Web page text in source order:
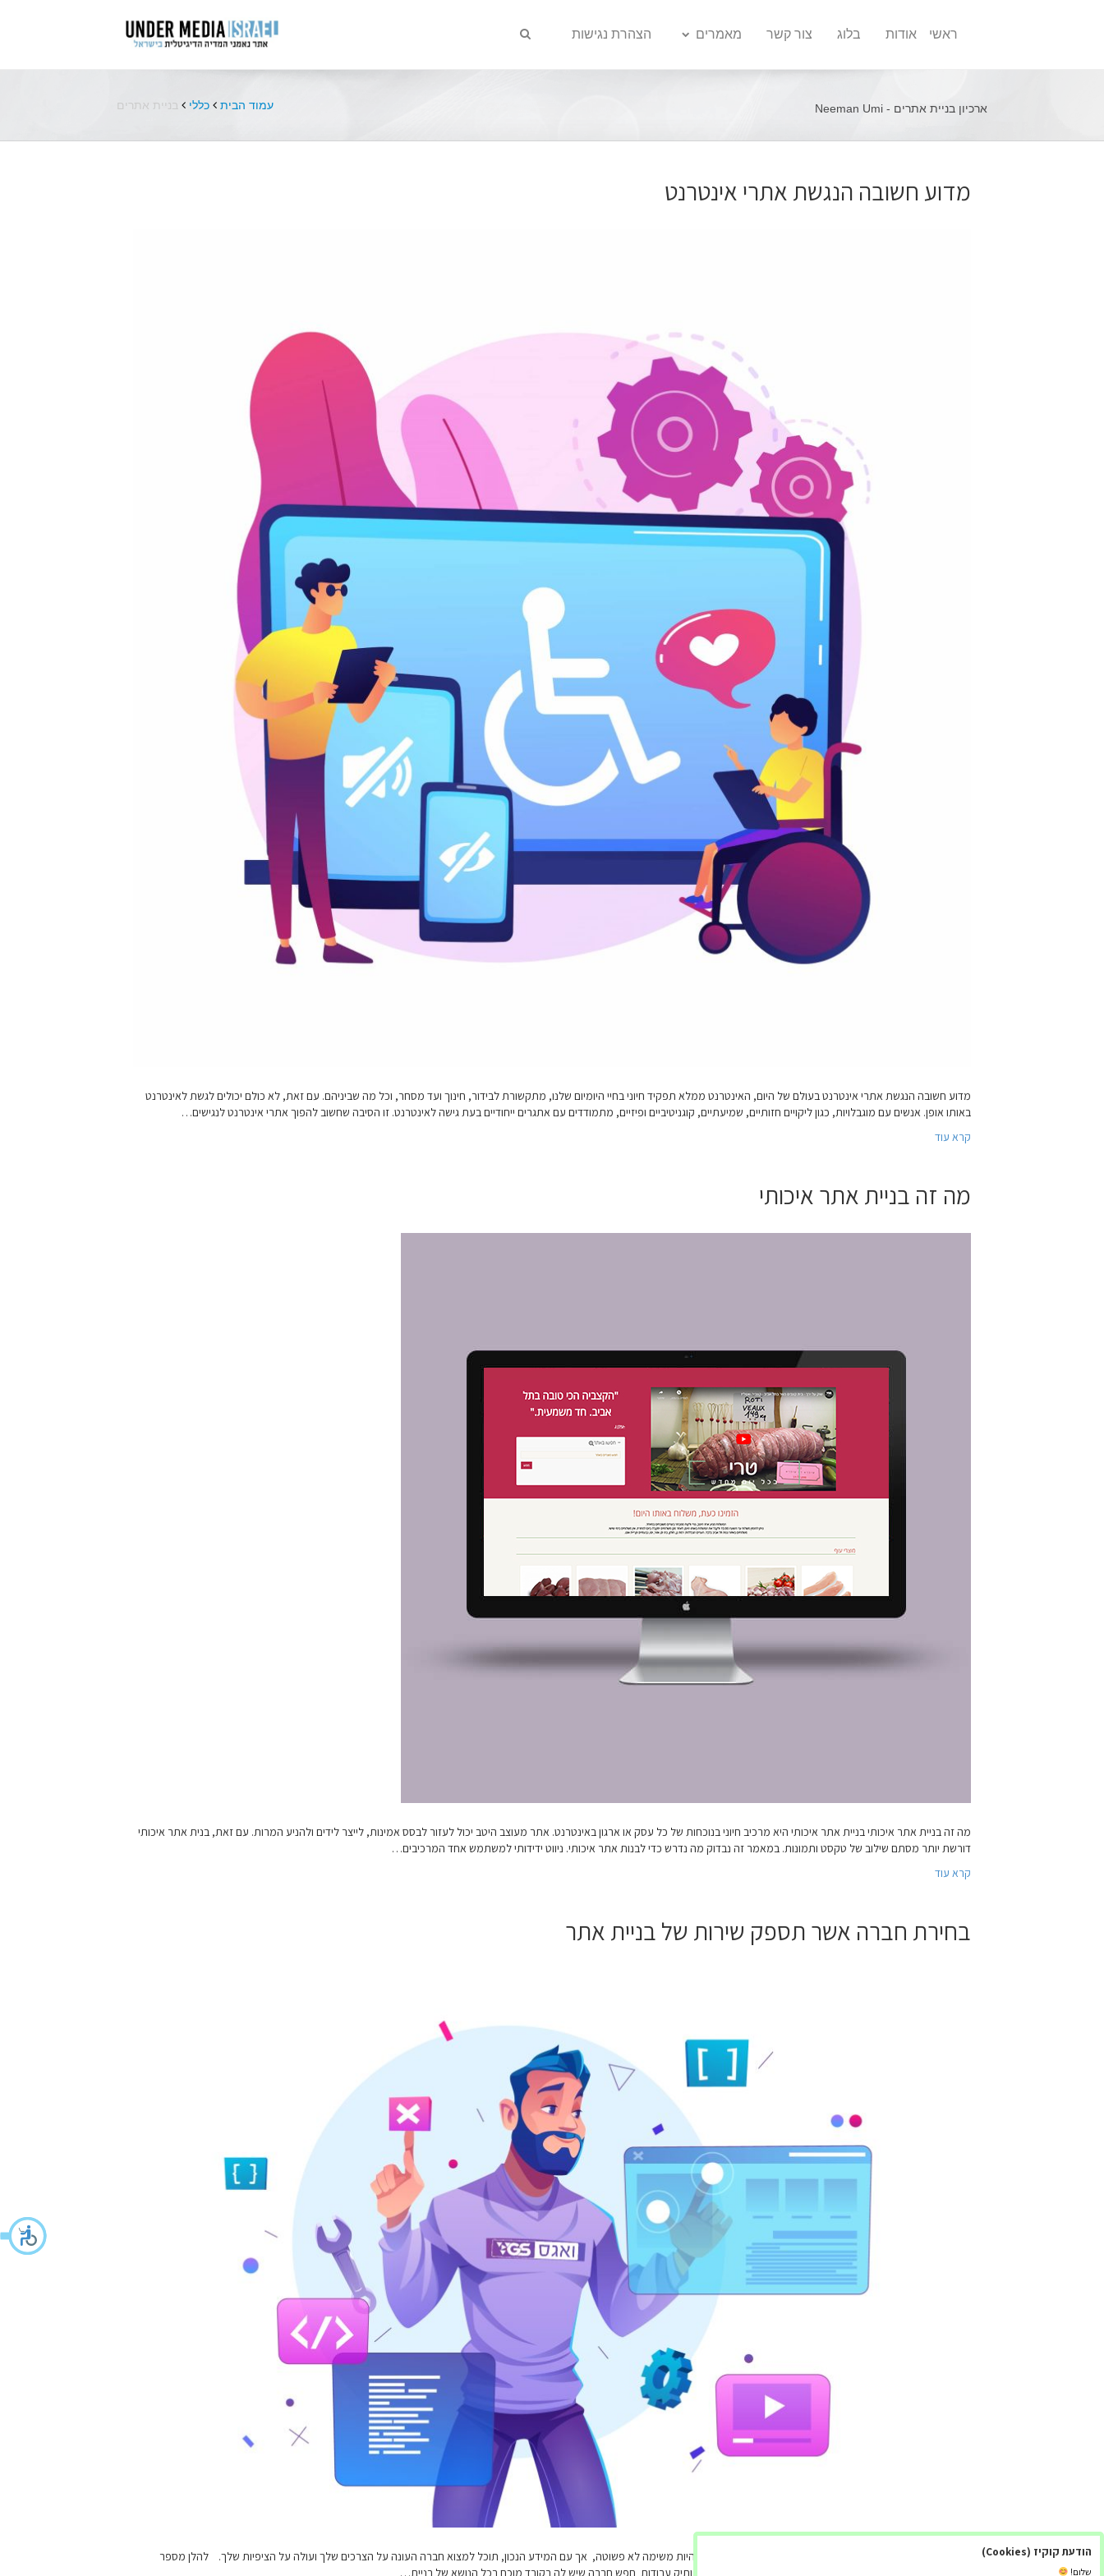
ראשי אודות בלוג צור קשר מאמרים הצהרת נגישות
ארכיון בניית אתרים - Neeman Umi עמוד הבית כללי בניית אתרים
מדוע חשובה הנגשת אתרי אינטרנט
מדוע חשובה הנגשת אתרי אינטרנט בעולם של היום, האינטרנט ממלא תפקיד חיוני בחיי היומיום שלנו, מתקשורת לבידור, חינוך ועד מסחר, וכל מה שביניהם. עם זאת, לא כולם יכולים לגשת לאינטרנט
באותו אופן. אנשים עם מוגבלויות, כגון ליקויים חזותיים, שמיעתיים, קוגניטיביים ופיזיים, מתמודדים עם אתגרים ייחודיים בעת גישה לאינטרנט. זו הסיבה שחשוב להפוך אתרי אינטרנט לנגישים…
קרא עוד
מה זה בניית אתר איכותי
מה זה בניית אתר איכותי בניית אתר איכותי היא מרכיב חיוני בנוכחות של כל עסק או ארגון באינטרנט. אתר מעוצב היטב יכול לעזור לבסס אמינות, לייצר לידים ולהניע המרות. עם זאת, בנית אתר איכותי
דורשת יותר מסתם שילוב של טקסט ותמונות. במאמר זה נבדוק מה נדרש כדי לבנות אתר איכותי. ניווט ידידותי למשתמש אחד המרכיבים…
קרא עוד
בחירת חברה אשר תספק שירות של בניית אתר
בחירת חברה אשר תספק שירות של בניית אתר האינטרנט יכולה להיות משימה לא פשוטה, אך עם המידע הנכון, תוכל למצוא חברה העונה על הצרכים שלך ועולה על הציפיות שלך. להלן מספר
דברים שכדאי לקחת בחשבון בעת בחירת חברת בניית אתר. ניסיון ותיק עבודות חפש חברה שיש לה רקורד מוכח בכל הנושא של בניית…
הודעת קוקיז (Cookies)
שלום!